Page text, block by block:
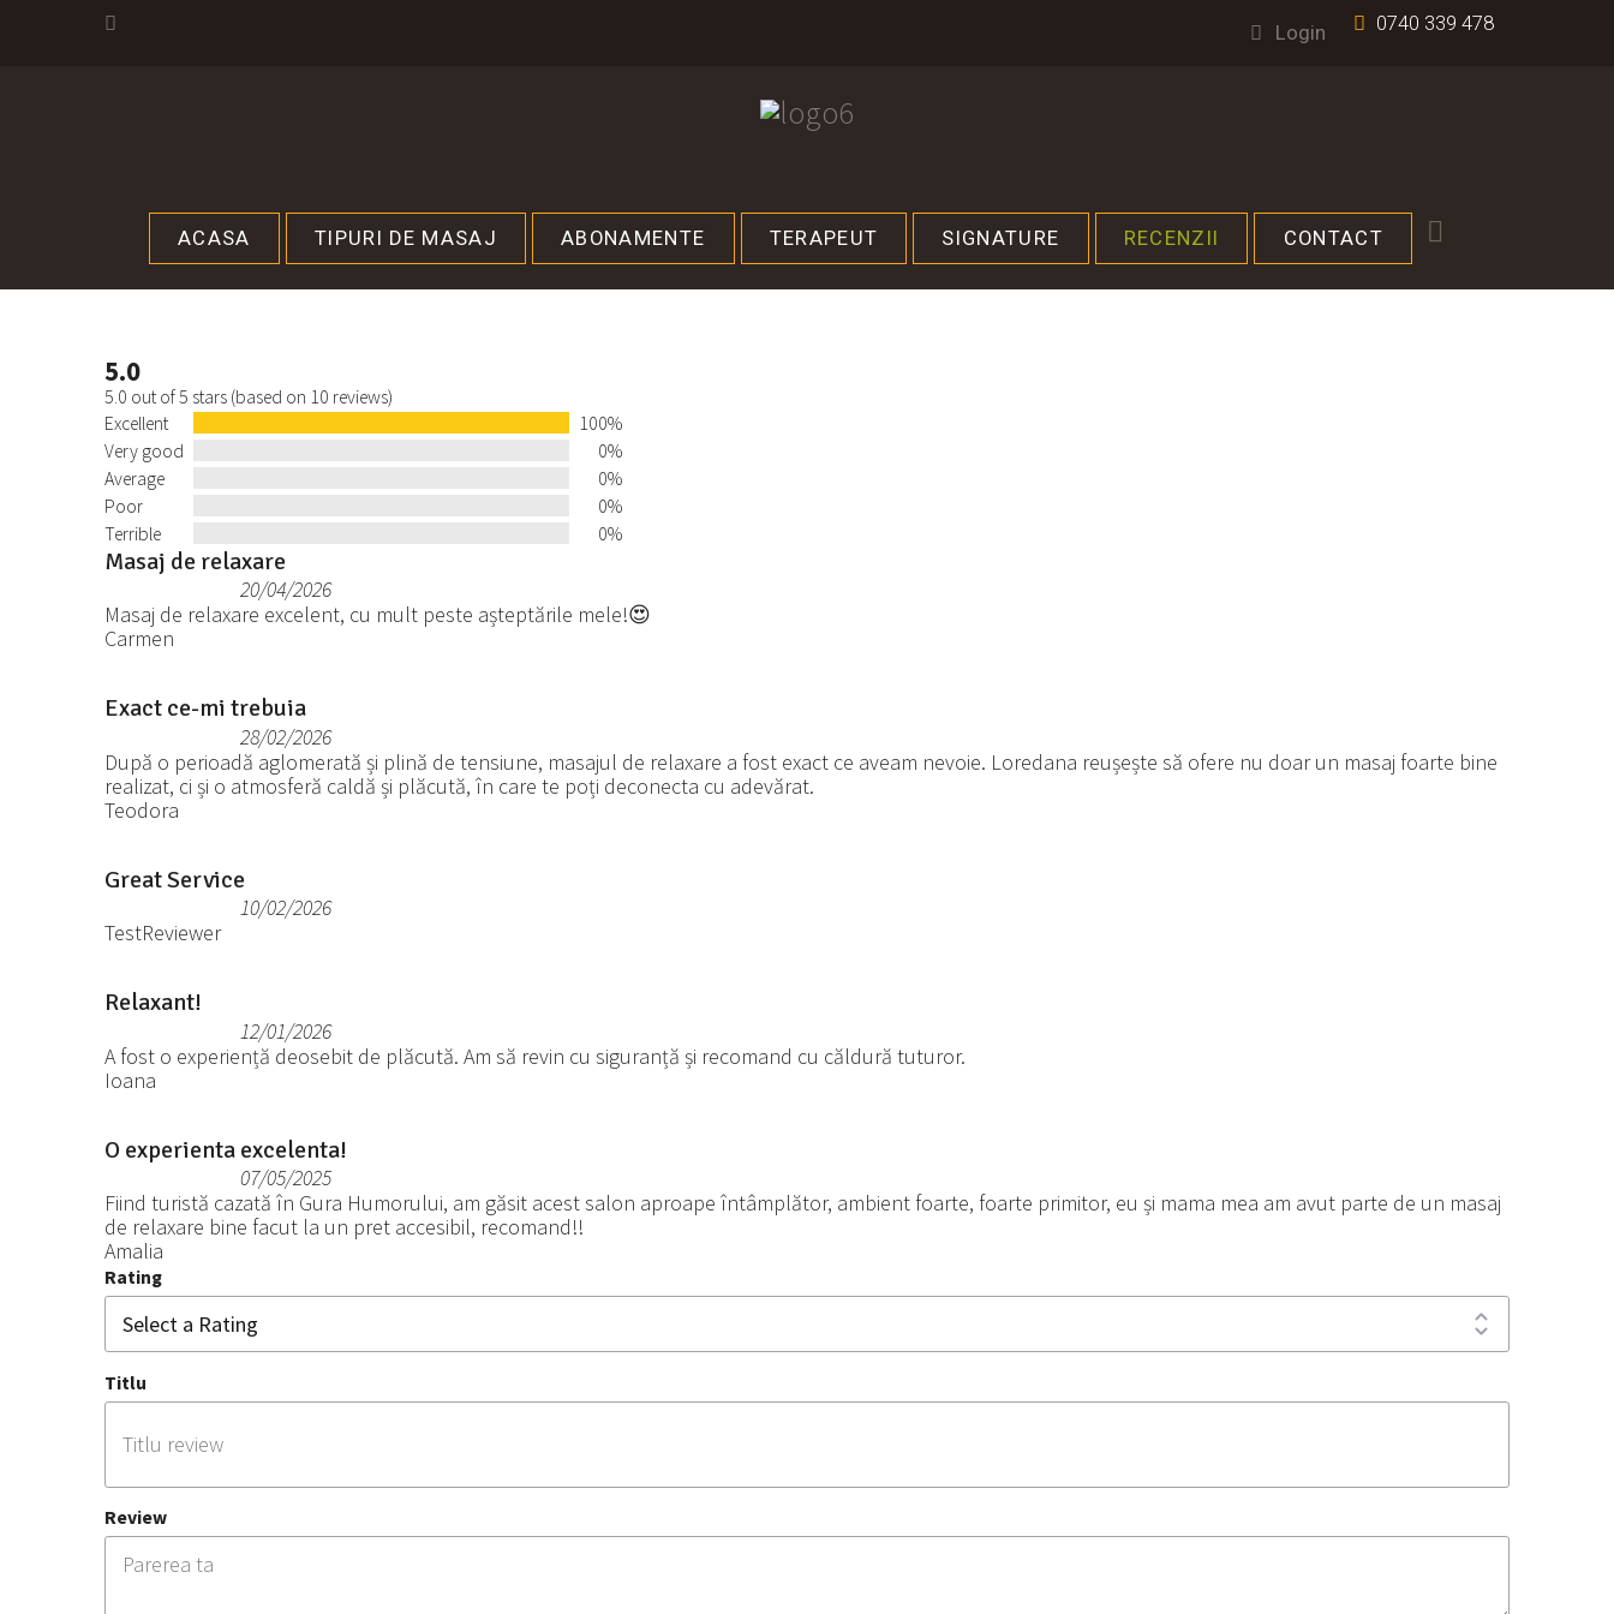
0740 339 478
Login
ACASA TIPURI DE MASAJ ABONAMENTE TERAPEUT SIGNATURE RECENZII CONTACT
5.0
5.0 out of 5 stars (based on 10 reviews)
Excellent
100%
Very good
0%
Average
0%
Poor
0%
Terrible
0%
Masaj de relaxare
20/04/2026
Masaj de relaxare excelent, cu mult peste așteptările mele!😍
Carmen
Exact ce-mi trebuia
28/02/2026
După o perioadă aglomerată și plină de tensiune, masajul de relaxare a fost exact ce aveam nevoie. Loredana reușește să ofere nu doar un masaj foarte bine
realizat, ci și o atmosferă caldă și plăcută, în care te poți deconecta cu adevărat.
Teodora
Great Service
10/02/2026
TestReviewer
Relaxant!
12/01/2026
A fost o experiență deosebit de plăcută. Am să revin cu siguranță și recomand cu căldură tuturor.
Ioana
O experienta excelenta!
07/05/2025
Fiind turistă cazată în Gura Humorului, am găsit acest salon aproape întâmplător, ambient foarte, foarte primitor, eu și mama mea am avut parte de un masaj
de relaxare bine facut la un pret accesibil, recomand!!
Amalia
Rating
Titlu
Review